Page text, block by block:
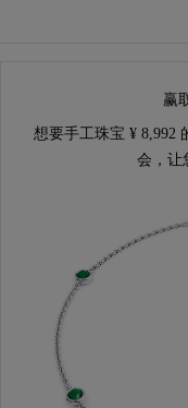
赢
想要手工珠宝 ¥ 8,992
会，让